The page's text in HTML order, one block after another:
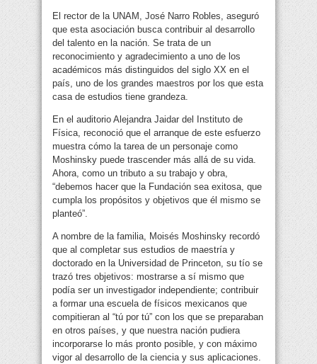
El rector de la UNAM, José Narro Robles, aseguró
que esta asociación busca contribuir al desarrollo
del talento en la nación. Se trata de un
reconocimiento y agradecimiento a uno de los
académicos más distinguidos del siglo XX en el
país, uno de los grandes maestros por los que esta
casa de estudios tiene grandeza.
En el auditorio Alejandra Jaidar del Instituto de
Física, reconoció que el arranque de este esfuerzo
muestra cómo la tarea de un personaje como
Moshinsky puede trascender más allá de su vida.
Ahora, como un tributo a su trabajo y obra,
“debemos hacer que la Fundación sea exitosa, que
cumpla los propósitos y objetivos que él mismo se
planteó”.
A nombre de la familia, Moisés Moshinsky recordó
que al completar sus estudios de maestría y
doctorado en la Universidad de Princeton, su tío se
trazó tres objetivos: mostrarse a sí mismo que
podía ser un investigador independiente; contribuir
a formar una escuela de físicos mexicanos que
compitieran al “tú por tú” con los que se preparaban
en otros países, y que nuestra nación pudiera
incorporarse lo más pronto posible, y con máximo
vigor al desarrollo de la ciencia y sus aplicaciones.